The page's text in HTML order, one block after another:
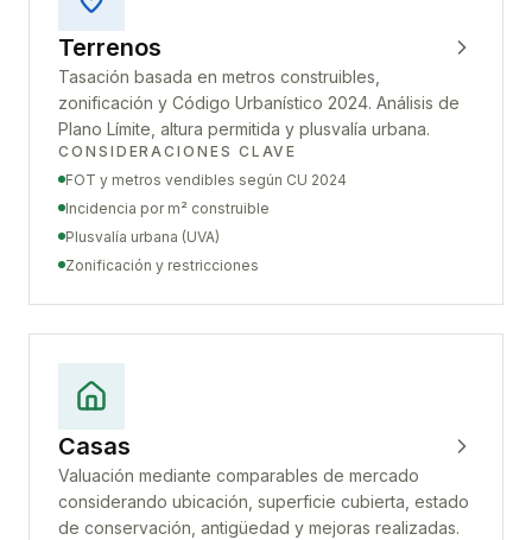
Terrenos
Tasación basada en metros construibles,
zonificación y Código Urbanístico 2024. Análisis de
Plano Límite, altura permitida y plusvalía urbana.
CONSIDERACIONES CLAVE
FOT y metros vendibles según CU 2024
Incidencia por m² construible
Plusvalía urbana (UVA)
Zonificación y restricciones
Casas
Valuación mediante comparables de mercado
considerando ubicación, superficie cubierta, estado
de conservación, antigüedad y mejoras realizadas.